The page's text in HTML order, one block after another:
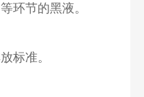
环节的黑液。
标准。